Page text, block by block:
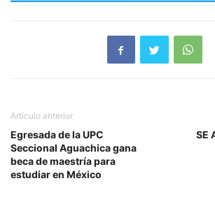
Artículo anterior
Egresada de la UPC
Seccional Aguachica gana
beca de maestría para
estudiar en México
SE